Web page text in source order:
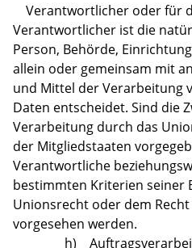
Verantwortlicher oder für
Verantwortlicher ist die
Person, Behörde,
allein oder gemeinsam mit
und Mittel der Verarbeitung
Daten entscheidet. Sind die
Verarbeitung durch das
der Mitgliedstaaten
Verantwortliche
bestimmten Kriterien seiner
Unionsrecht oder dem
vorgesehen werden.
h)